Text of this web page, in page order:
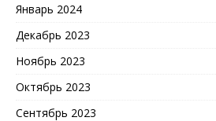
Январь 2024
Декабрь 2023
Ноябрь 2023
Октябрь 2023
Сентябрь 2023